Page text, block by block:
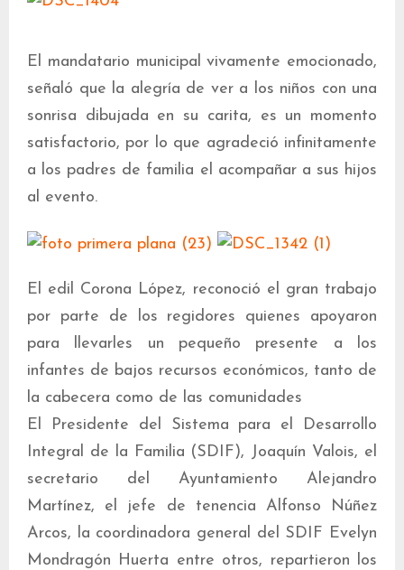
El mandatario municipal vivamente emocionado,
señaló que la alegría de ver a los niños con una
sonrisa dibujada en su carita, es un momento
satisfactorio, por lo que agradeció infinitamente
a los padres de familia el acompañar a sus hijos
al evento.
El edil Corona López, reconoció el gran trabajo
por parte de los regidores quienes apoyaron
para llevarles un pequeño presente a los
infantes de bajos recursos económicos, tanto de
la cabecera como de las comunidades
El Presidente del Sistema para el Desarrollo
Integral de la Familia (SDIF), Joaquín Valois, el
secretario del Ayuntamiento Alejandro
Martínez, el jefe de tenencia Alfonso Núñez
Arcos, la coordinadora general del SDIF Evelyn
Mondragón Huerta entre otros, repartieron los